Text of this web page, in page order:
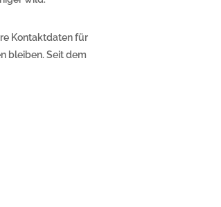
Kontaktdaten für
bleiben. Seit dem